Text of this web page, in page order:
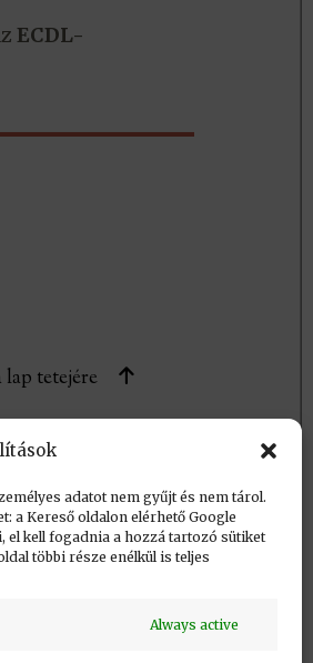
adatot nem gyűjt és nem tárol.
a Kereső oldalon elérhető Google
el kell fogadnia a hozzá tartozó sütiket
többi része enélkül is teljes
Always active
ECDL-
lap tetejére